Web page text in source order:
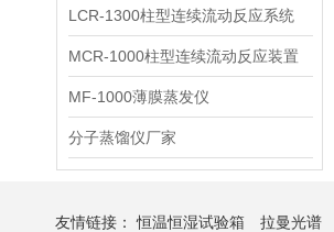
LCR-1300柱型连续流动反应系统
MCR-1000柱型连续流动反应装置
MF-1000薄膜蒸发仪
分子蒸馏仪厂家
友情链接：恒温恒湿试验箱 拉曼光谱